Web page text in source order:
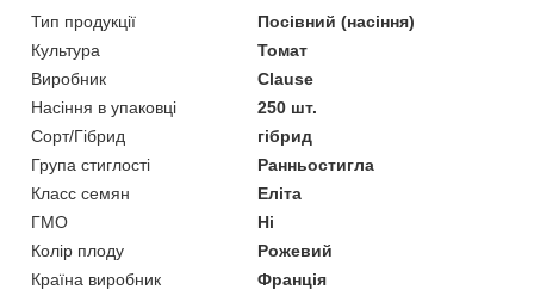
Тип продукції
Посівний (насіння)
Культура
Томат
Виробник
Clause
Насіння в упаковці
250 шт.
Сорт/Гібрид
гібрид
Група стиглості
Ранньостигла
Класс семян
Еліта
ГМО
Ні
Колір плоду
Рожевий
Країна виробник
Франція